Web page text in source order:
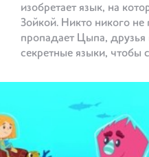
изобретает язык, на
Зойкой. Никто никого не
пропадает Цыпа,
секретные языки,